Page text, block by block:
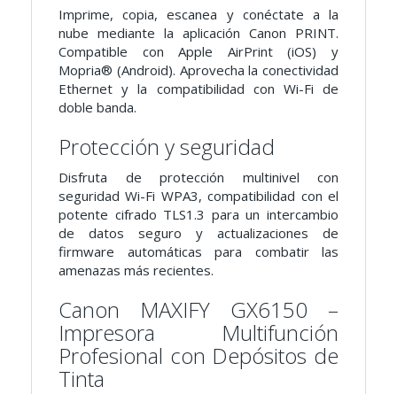
Imprime, copia, escanea y conéctate a la
nube mediante la aplicación Canon PRINT.
Compatible con Apple AirPrint (iOS) y
Mopria® (Android). Aprovecha la conectividad
Ethernet y la compatibilidad con Wi-Fi de
doble banda.
Protección y seguridad
Disfruta de protección multinivel con
seguridad Wi-Fi WPA3, compatibilidad con el
potente cifrado TLS1.3 para un intercambio
de datos seguro y actualizaciones de
firmware automáticas para combatir las
amenazas más recientes.
Canon MAXIFY GX6150 –
Impresora Multifunción
Profesional con Depósitos de
Tinta